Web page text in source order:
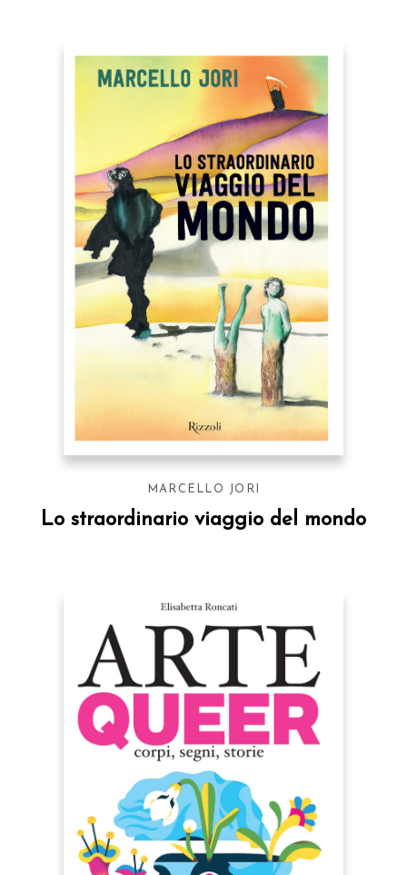
MARCELLO JORI
Lo straordinario viaggio del mondo